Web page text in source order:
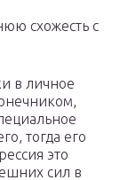
схожесть с
в личное
тогда его
это
сил в